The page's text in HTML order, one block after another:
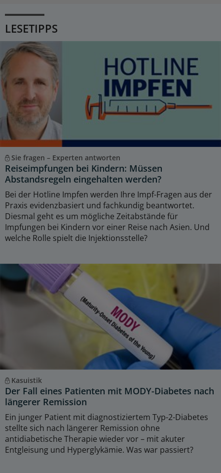
LESETIPPS
Sie fragen – Experten antworten
Reiseimpfungen bei Kindern: Müssen
Abstandsregeln eingehalten werden?
Bei der Hotline Impfen werden Ihre Impf-Fragen aus der
Praxis evidenzbasiert und fachkundig beantwortet.
Diesmal geht es um mögliche Zeitabstände für
Impfungen bei Kindern vor einer Reise nach Asien. Und
welche Rolle spielt die Injektionsstelle?
Kasuistik
Der Fall eines Patienten mit MODY-Diabetes nach
längerer Remission
Ein junger Patient mit diagnostiziertem Typ-2-Diabetes
stellte sich nach längerer Remission ohne
antidiabetische Therapie wieder vor – mit akuter
Entgleisung und Hyperglykämie. Was war passiert?